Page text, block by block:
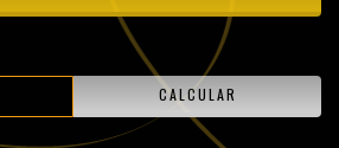
CAMBIAR CP
CALCULAR